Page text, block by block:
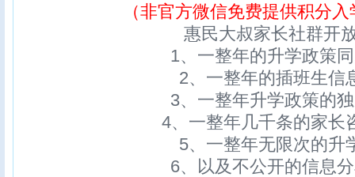
（非官方微信免费提供积分
惠民大叔家长社群开
1、一整年的升学政策
2、一整年的插班生信
3、一整年升学政策的
4、一整年几千条的家长
5、一整年无限次的升
6、以及不公开的信息